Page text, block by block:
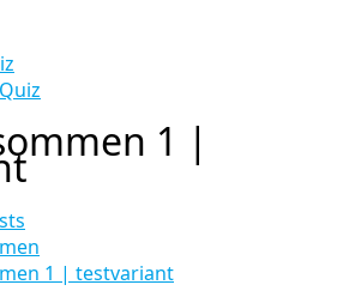
1 |
1 | testvariant